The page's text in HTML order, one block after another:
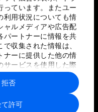
っています。またユー
利用状況についても情
ャルメディアや広告配
パートナーに情報を共
収集された情報は、
ナーに提供した他の情
サービスを使用した際
組み合わされ、各パー
れることがありま
て許可
拒否
と利用規約